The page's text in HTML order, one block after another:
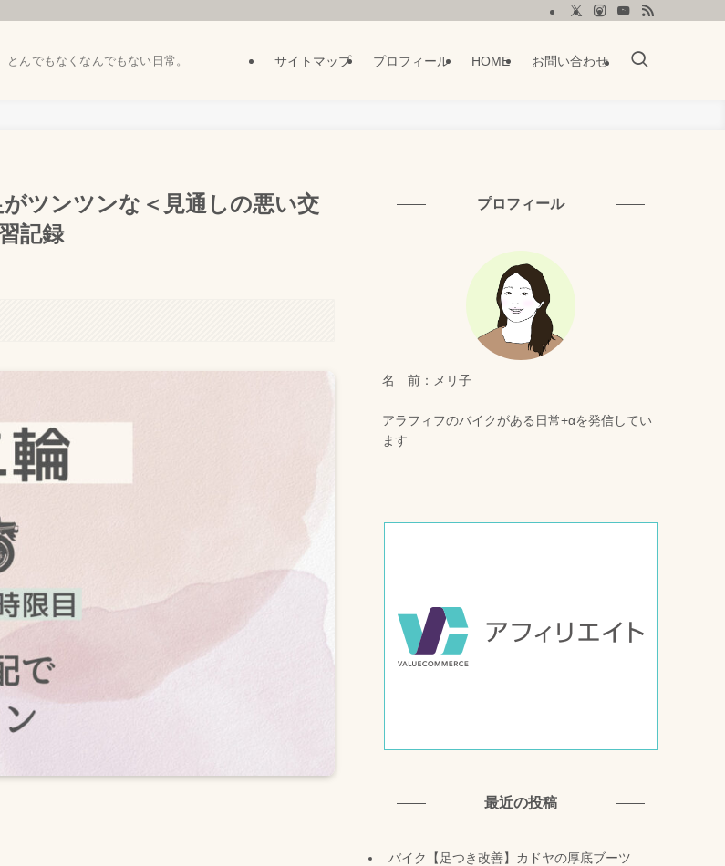
んでもなくなんでもない日常。 サイトマップ プロフィール HOME お問い合わせ
がツンツンな＜見通しの悪い交
記録
プロフィール
名 前：メリ子
アラフィフのバイクがある日常+αを発信してい
ます
最近の投稿
バイク【足つき改善】カドヤの厚底ブーツ